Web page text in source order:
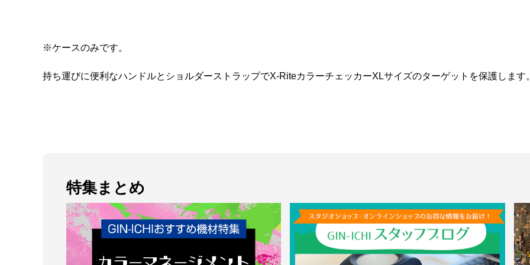
※ケースのみです。
持ち運びに便利なハンドルとショルダーストラップでX-RiteカラーチェッカーXLサイズのターゲットを保護します
特集まとめ